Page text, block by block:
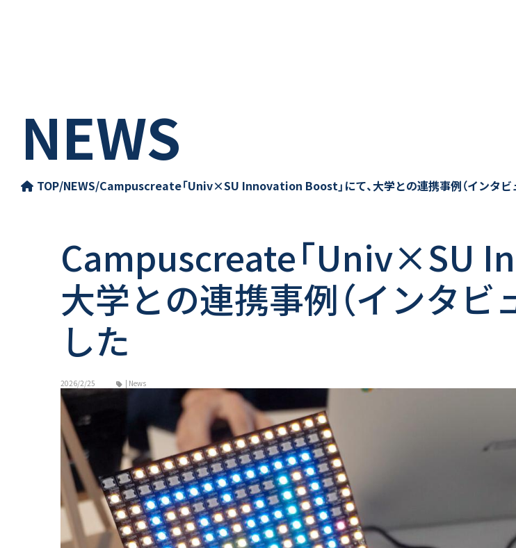
NEWS
TOP/NEWS/Campuscreate「Univ×SU Innovation Boost」にて、大学との連携事例（インタビ
Campuscreate「Univ×SU
大学との連携事例（インタビ
した
2026/2/25 | News